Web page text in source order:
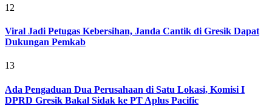
12
Viral Jadi Petugas Kebersihan, Janda Cantik di Gresik Dapat
Dukungan Pemkab
13
Ada Pengaduan Dua Perusahaan di Satu Lokasi, Komisi I
DPRD Gresik Bakal Sidak ke PT Aplus Pacific